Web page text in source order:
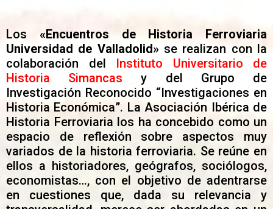
Los «Encuentros de Historia Ferroviaria
Universidad de Valladolid» se realizan con la
colaboración del Instituto Universitario de
Historia Simancas y del Grupo de
Investigación Reconocido “Investigaciones en
Historia Económica”. La Asociación Ibérica de
Historia Ferroviaria los ha concebido como un
espacio de reflexión sobre aspectos muy
variados de la historia ferroviaria. Se reúne en
ellos a historiadores, geógrafos, sociólogos,
economistas…, con el objetivo de adentrarse
en cuestiones que, dada su relevancia y